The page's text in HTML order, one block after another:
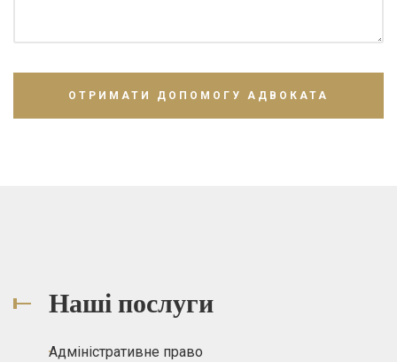
Наші послуги
Адміністративне право